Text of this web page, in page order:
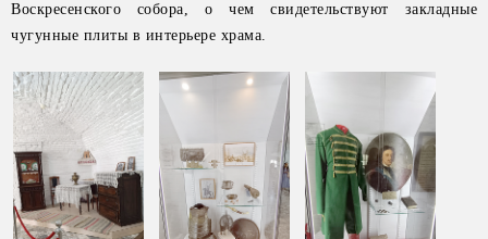
Воскресенского собора, о чем свидетельствуют закладные
чугунные плиты в интерьере храма.